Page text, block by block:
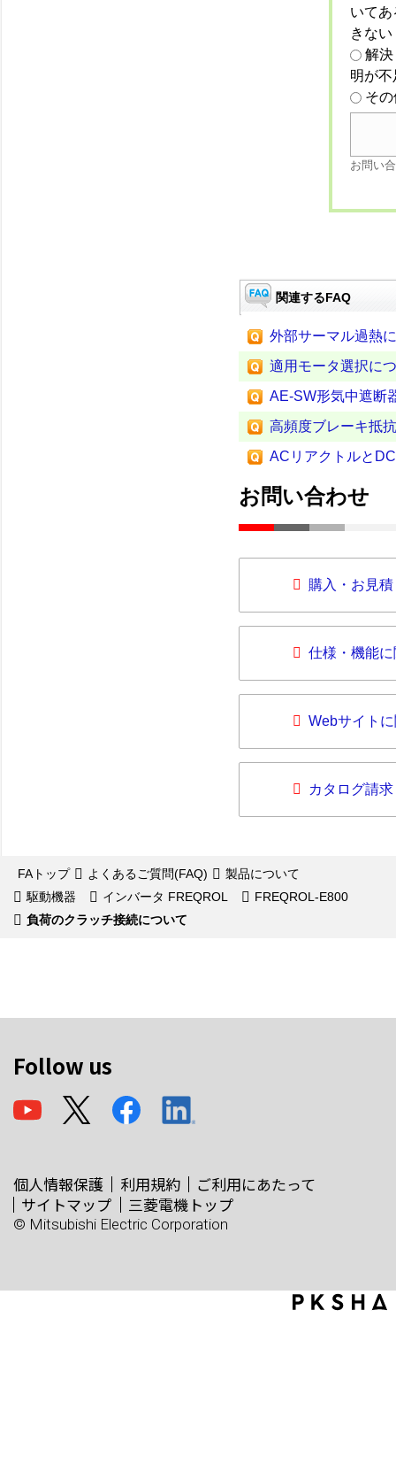
いて
きない
解
明が
そ
お問い
関連するFAQ
外部サーマル過熱
適用モータ選択に
AE-SW形気中遮断
高頻度ブレーキ抵
ACリアクトルと
お問い合わせ
購入・お見
仕様・機能
Webサイト
カタログ請求
FAトップ よくあるご質問(FAQ)
製品について
駆動機器
インバータ FREQROL
FREQROL-E800
負荷のクラッチ接続について
Follow us
個人情報保護 利用規約
ご利用にあたって
サイトマップ
三菱電機トップ
© Mitsubishi Electric Corporation